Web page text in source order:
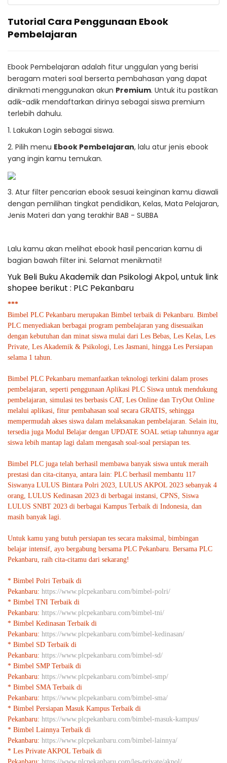
Tutorial Cara Penggunaan Ebook
Pembelajaran
Ebook Pembelajaran adalah fitur unggulan yang berisi
beragam materi soal berserta pembahasan yang dapat
dinikmati menggunakan akun Premium. Untuk itu pastikan
adik-adik mendaftarkan dirinya sebagai siswa premium
terlebih dahulu.
1. Lakukan Login sebagai siswa.
2. Pilih menu Ebook Pembelajaran, lalu atur jenis ebook
yang ingin kamu temukan.
3. Atur filter pencarian ebook sesuai keinginan kamu diawali
dengan pemilihan tingkat pendidikan, Kelas, Mata Pelajaran,
Jenis Materi dan yang terakhir BAB - SUBBA
Lalu kamu akan melihat ebook hasil pencarian kamu di
bagian bawah filter ini. Selamat menikmati!
Yuk Beli Buku Akademik dan Psikologi Akpol, untuk link
shopee berikut : PLC Pekanbaru
***
Bimbel PLC Pekanbaru merupakan Bimbel terbaik di Pekanbaru. Bimbel
PLC menyediakan berbagai program pembelajaran yang disesuaikan
dengan kebutuhan dan minat siswa mulai dari Les Bebas, Les Kelas, Les
Private, Les Akademik & Psikologi, Les Jasmani, hingga Les Persiapan
selama 1 tahun.
Bimbel PLC Pekanbaru memanfaatkan teknologi terkini dalam proses
pembelajaran, seperti penggunaan Aplikasi PLC Siswa untuk mendukung
pembelajaran, simulasi tes berbasis CAT, Les Online dan TryOut Online
melalui aplikasi, fitur pembahasan soal secara GRATIS, sehingga
mempermudah akses siswa dalam melaksanakan pembelajaran. Selain itu,
tersedia juga Modul Belajar dengan UPDATE SOAL setiap tahunnya agar
siswa lebih mantap lagi dalam mengasah soal-soal persiapan tes.
Bimbel PLC juga telah berhasil membawa banyak siswa untuk meraih
prestasi dan cita-citanya, antara lain: PLC berhasil membantu 117
Siswanya LULUS Bintara Polri 2023, LULUS AKPOL 2023 sebanyak 4
orang, LULUS Kedinasan 2023 di berbagai instansi, CPNS, Siswa
LULUS SNBT 2023 di berbagai Kampus Terbaik di Indonesia, dan
masih banyak lagi.
Untuk kamu yang butuh persiapan tes secara maksimal, bimbingan
belajar intensif, ayo bergabung bersama PLC Pekanbaru. Bersama PLC
Pekanbaru, raih cita-citamu dari sekarang!
* Bimbel Polri Terbaik di
Pekanbaru: https://www.plcpekanbaru.com/bimbel-polri/
* Bimbel TNI Terbaik di
Pekanbaru: https://www.plcpekanbaru.com/bimbel-tni/
* Bimbel Kedinasan Terbaik di
Pekanbaru: https://www.plcpekanbaru.com/bimbel-kedinasan/
* Bimbel SD Terbaik di
Pekanbaru: https://www.plcpekanbaru.com/bimbel-sd/
* Bimbel SMP Terbaik di
Pekanbaru: https://www.plcpekanbaru.com/bimbel-smp/
* Bimbel SMA Terbaik di
Pekanbaru: https://www.plcpekanbaru.com/bimbel-sma/
* Bimbel Persiapan Masuk Kampus Terbaik di
Pekanbaru: https://www.plcpekanbaru.com/bimbel-masuk-kampus/
* Bimbel Lainnya Terbaik di
Pekanbaru: https://www.plcpekanbaru.com/bimbel-lainnya/
* Les Private AKPOL Terbaik di